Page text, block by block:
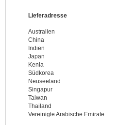
Lieferadresse
Australien
China
Indien
Japan
Kenia
Südkorea
Neuseeland
Singapur
Taiwan
Thailand
Vereinigte Arabische Emirate